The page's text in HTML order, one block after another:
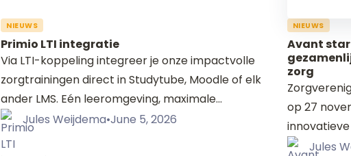
NIEUWS
Primio LTI integratie
Via LTI-koppeling integreer je onze impactvolle
zorgtrainingen direct in Studytube, Moodle of elk
ander LMS. Eén leeromgeving, maximale
gebruiksvriendelijkheid.
Jules Weijdema•June 5, 2026
NIEUWS
Avant
zorg
op 27
inwerken
Jules